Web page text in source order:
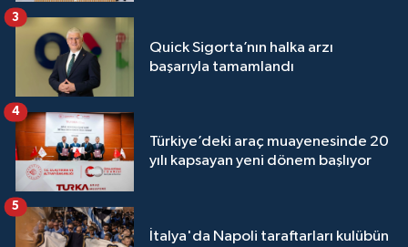
Quick Sigorta’nın halka arzı
başarıyla tamamlandı
3
Türkiye’deki araç muayenesinde 20
yılı kapsayan yeni dönem başlıyor
4
İtalya'da Napoli taraftarları kulübün
5